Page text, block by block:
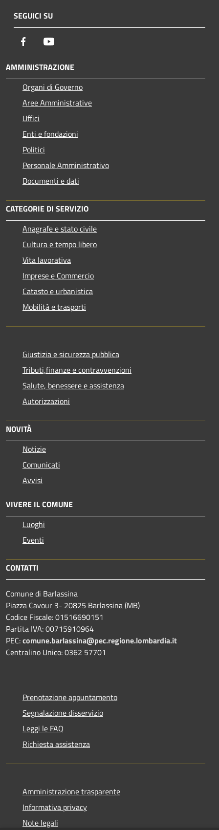
SEGUICI SU
Facebook
AMMINISTRAZIONE
Organi di Governo
Aree Amministrative
Uffici
Enti e fondazioni
Politici
Personale Amministrativo
Documenti e dati
CATEGORIE DI SERVIZIO
Anagrafe e stato civile
Cultura e tempo libero
Vita lavorativa
Imprese e Commercio
Catasto e urbanistica
Mobilità e trasporti
Giustizia e sicurezza pubblica
Tributi,finanze e contravvenzioni
Salute, benessere e assistenza
Autorizzazioni
NOVITÀ
Notizie
Comunicati
Avvisi
VIVERE IL COMUNE
Luoghi
Eventi
CONTATTI
Comune di Barlassina
Piazza Cavour 3- 20825 Barlassina (MB)
Codice Fiscale: 01516690151
Partita IVA: 00715910964
PEC:comune.barlassina@pec.regione.lombardia.it
Centralino Unico: 0362 57701
Prenotazione appuntamento
Segnalazione disservizio
Leggi le FAQ
Richiesta assistenza
Amministrazione trasparente
Informativa privacy
Note legali